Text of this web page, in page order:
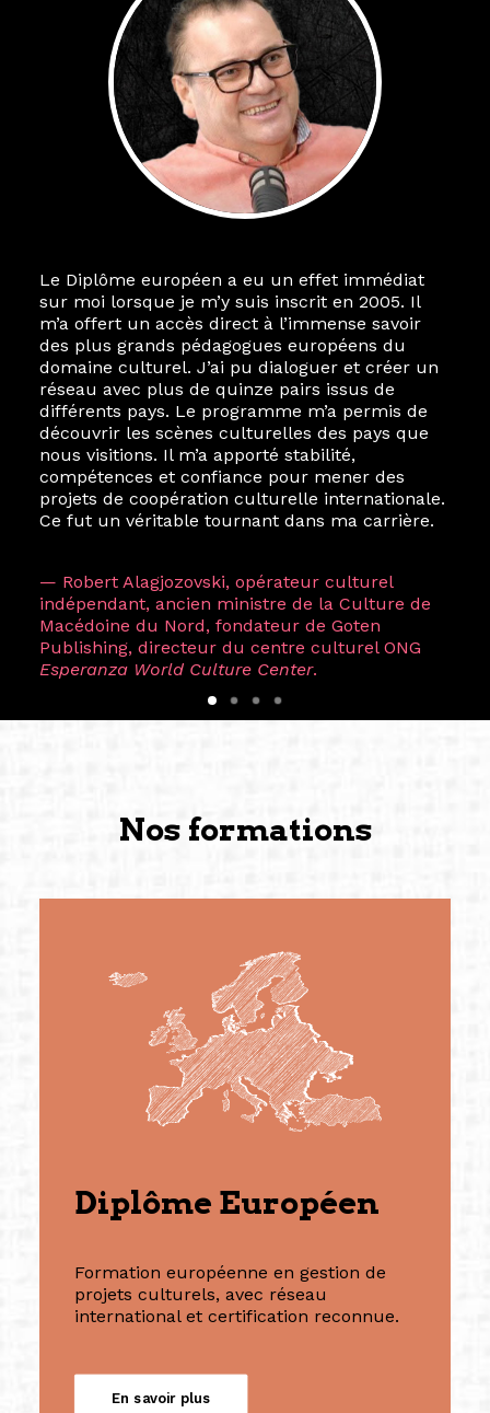
Le Diplôme européen a eu un effet immédiat
sur moi lorsque je m’y suis inscrit en 2005. Il
m’a offert un accès direct à l’immense savoir
des plus grands pédagogues européens du
domaine culturel. J’ai pu dialoguer et créer un
réseau avec plus de quinze pairs issus de
différents pays. Le programme m’a permis de
découvrir les scènes culturelles des pays que
nous visitions. Il m’a apporté stabilité,
compétences et confiance pour mener des
projets de coopération culturelle internationale.
Ce fut un véritable tournant dans ma carrière.
— Robert Alagjozovski, opérateur culturel
indépendant, ancien ministre de la Culture de
Macédoine du Nord, fondateur de Goten
Publishing, directeur du centre culturel ONG
Esperanza World Culture Center.
Nos formations
Diplôme Européen
Formation européenne en gestion de
projets culturels, avec réseau
international et certification reconnue.
En savoir plus